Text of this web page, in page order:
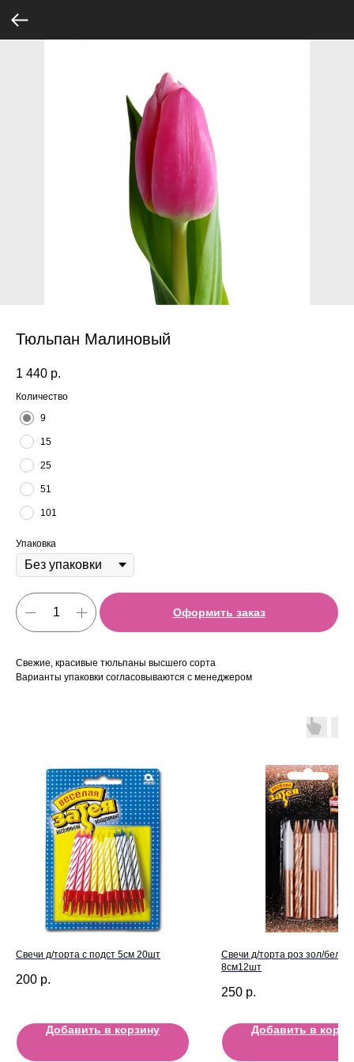
Тюльпан Малиновый
1 440 р.
Количество
9
15
25
51
101
Упаковка
Оформить заказ
Свежие, красивые тюльпаны высшего сорта
Варианты упаковки согласовываются с менеджером
Свечи д/торта с подст 5см 20шт
200 р.
Добавить в корзину
Свечи д/торта роз зол/бел
8см12шт
250 р.
Добавить в